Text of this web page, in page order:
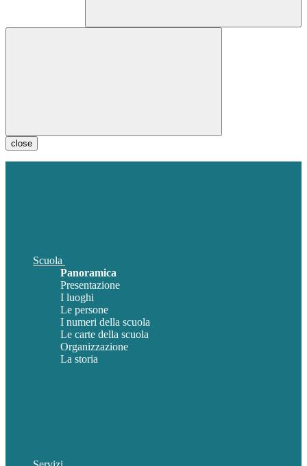
close
Scuola
Panoramica
Presentazione
I luoghi
Le persone
I numeri della scuola
Le carte della scuola
Organizzazione
La storia